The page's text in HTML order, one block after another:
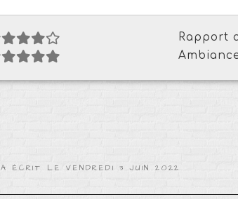
Rapport
A ÉCRIT LE VENDREDI 3 JUIN 2022